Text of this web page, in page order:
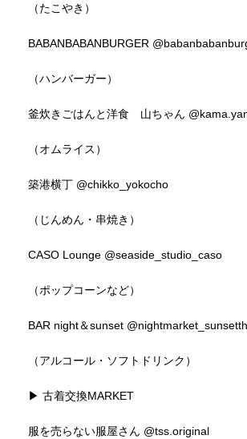
（たこやき）
BABANBABANBURGER
（ハンバーガー）
釜炊きごはんと洋食 山ちゃん
（オムライス）
築港横丁 @chikko_yokocho
（じんめん・串焼き）
CASO Lounge @seaside_studio_caso
（ポップコーンなど）
BAR night＆sunset
（アルコール・ソフトドリンク）
▶︎ 古着交換MARKET
服を売らない服屋さん @tss.original